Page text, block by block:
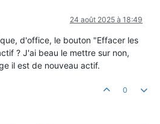
as $name) {
'/^[0-9]+-'.($product ? '[0-9]+-'
'/^[a-z]{2}-default-
$d) ||
= $dir.$d;
et ses variantes (jpg, png, webp)
{
24 août 2025 à 18:49
d'office, le bouton "Effacer les
? J'ai beau le mettre sur non,
il est de nouveau actif.
0